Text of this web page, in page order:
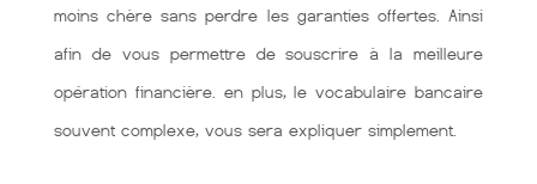
moins chère sans perdre les garanties offertes. Ainsi
afin de vous permettre de souscrire à la meilleure
opération financière. en plus, le vocabulaire bancaire
souvent complexe, vous sera expliquer simplement.